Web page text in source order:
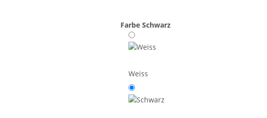
Farbe Schwarz
Weiss